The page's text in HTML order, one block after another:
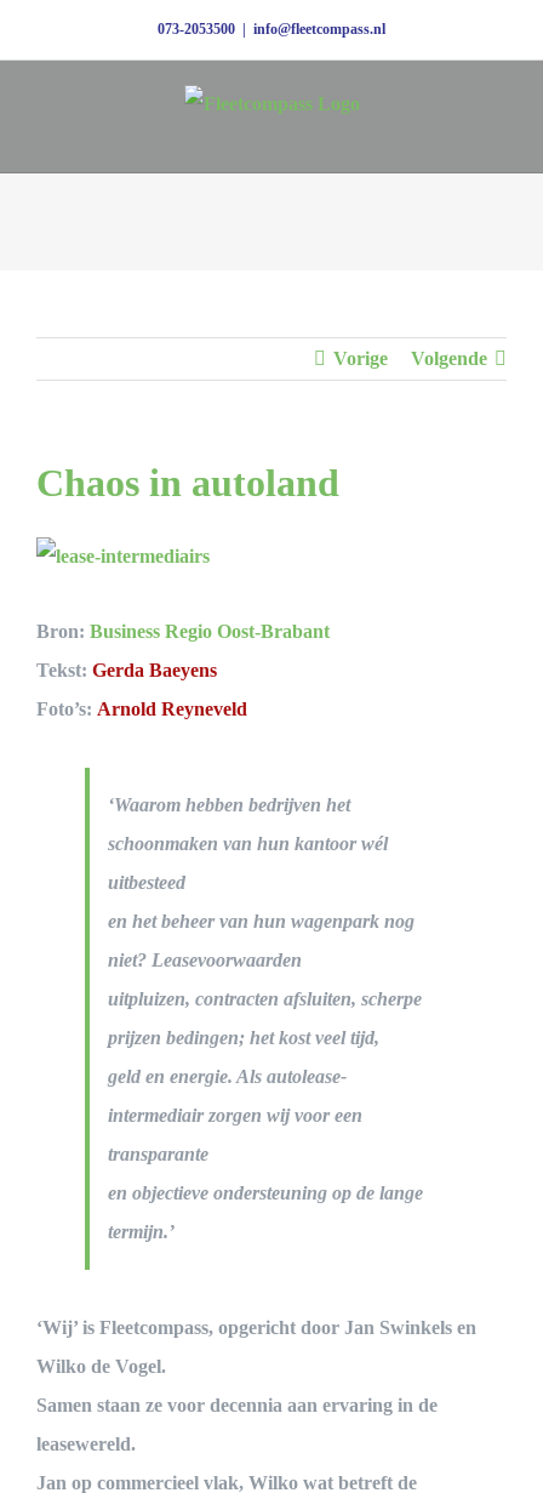
naar
073-2053500 info@fleetcompass.nl
Vorige Volgende
Chaos in autoland
Bekijk
afbeelding
Bron: Business Regio Oost-Brabant
Tekst: Gerda Baeyens
Foto’s: Arnold Reyneveld
‘Waarom hebben bedrijven het
schoonmaken van hun kantoor wél
uitbesteed
en het beheer van hun wagenpark nog
niet? Leasevoorwaarden
uitpluizen, contracten afsluiten, scherpe
prijzen bedingen; het kost veel tijd,
geld en energie. Als autolease-
intermediair zorgen wij voor een
transparante
en objectieve ondersteuning op de lange
termijn.’
‘Wij’ is Fleetcompass, opgericht door Jan Swinkels en
Wilko de Vogel.
Samen staan ze voor decennia aan ervaring in de
leasewereld.
Jan op commercieel vlak, Wilko wat betreft de